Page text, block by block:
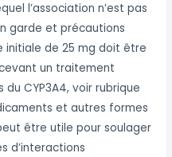
l’association n’est pas
garde et précautions
initiale de 25 mg doit être
un traitement
CYP3A4, voir rubrique
et autres formes
être utile pour soulager
d’interactions